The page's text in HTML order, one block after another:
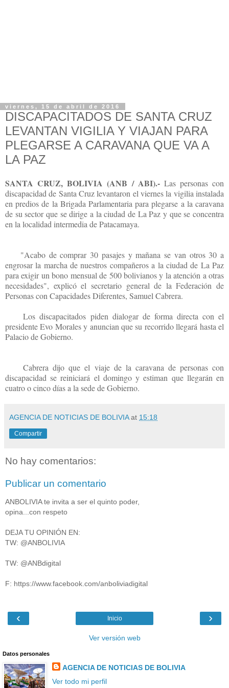
viernes, 15 de abril de 2016
DISCAPACITADOS DE SANTA CRUZ
LEVANTAN VIGILIA Y VIAJAN PARA
PLEGARSE A CARAVANA QUE VA A
LA PAZ
SANTA CRUZ, BOLIVIA (ANB / ABI).-Las personas con
discapacidad de Santa Cruz levantaron el viernes la vigilia instalada
en predios de la Brigada Parlamentaria para plegarse a la caravana
de su sector que se dirige a la ciudad de La Paz y que se concentra
en la localidad intermedia de Patacamaya.
"Acabo de comprar 30 pasajes y mañana se van otros 30 a
engrosar la marcha de nuestros compañeros a la ciudad de La Paz
para exigir un bono mensual de 500 bolivianos y la atención a otras
necesidades", explicó el secretario general de la Federación de
Personas con Capacidades Diferentes, Samuel Cabrera.
Los discapacitados piden dialogar de forma directa con el
presidente Evo Morales y anuncian que su recorrido llegará hasta el
Palacio de Gobierno.
Cabrera dijo que el viaje de la caravana de personas con
discapacidad se reiniciará el domingo y estiman que llegarán en
cuatro o cinco días a la sede de Gobierno.
AGENCIA DE NOTICIAS DE BOLIVIA at 15:18
Compartir
No hay comentarios:
Publicar un comentario
ANBOLIVIA te invita a ser el quinto poder,
opina...con respeto
DEJA TU OPINIÓN EN:
TW: @ANBOLIVIA
TW: @ANBdigital
F: https://www.facebook.com/anboliviadigital
‹ ›
Inicio
Ver versión web
Datos personales
AGENCIA DE NOTICIAS DE BOLIVIA
Ver todo mi perfil